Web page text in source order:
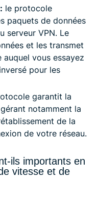
le protocole
paquets de données
serveur VPN. Le
et les transmet
vous essayez
pour les
garantit la
notamment la
de la
de votre réseau.
ils importants en
vitesse et de